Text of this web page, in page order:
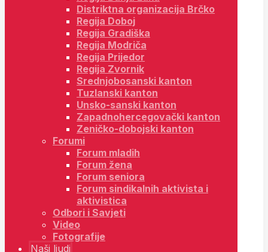
Distriktna organizacija Brčko
Regija Doboj
Regija Gradiška
Regija Modriča
Regija Prijedor
Regija Zvornik
Srednjobosanski kanton
Tuzlanski kanton
Unsko-sanski kanton
Zapadnohercegovački kanton
Zeničko-dobojski kanton
Forumi
Forum mladih
Forum žena
Forum seniora
Forum sindikalnih aktivista i
aktivistica
Odbori i Savjeti
Video
Fotografije
Naši ljudi